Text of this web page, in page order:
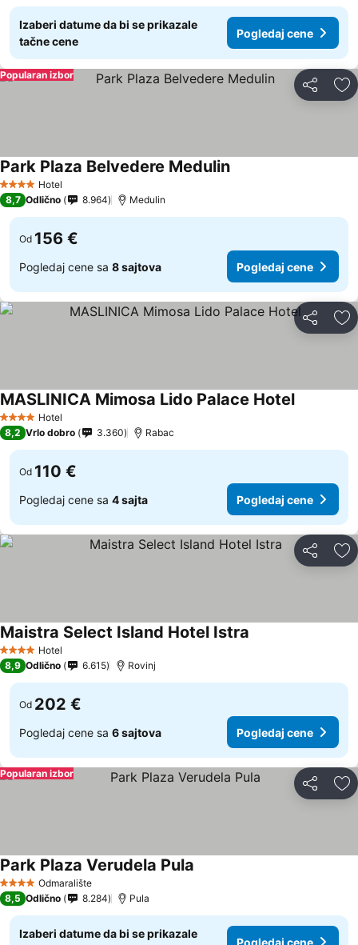
Izaberi datume da bi se prikazale
tačne cene
Pogledaj cene
Deli
Popularan izbor
4 ZvezdiceHotel
Park Plaza Belvedere Medulin
8,7 Odlično 8.964 Medulin
Od 156 €
Pogledaj cene sa 8 sajtova Pogledaj cene
Deli
4 ZvezdiceHotel
MASLINICA Mimosa Lido Palace Hotel
8,2 Vrlo dobro 3.360 Rabac
Od 110 €
Pogledaj cene sa 4 sajta Pogledaj cene
Deli
4 ZvezdiceHotel
Maistra Select Island Hotel Istra
8,9 Odlično 6.615 Rovinj
Od 202 €
Pogledaj cene sa 6 sajtova Pogledaj cene
Deli
Popularan izbor
4 ZvezdiceOdmaralište
Park Plaza Verudela Pula
8,5 Odlično 8.284 Pula
Izaberi datume da bi se prikazale
Pogledaj cene